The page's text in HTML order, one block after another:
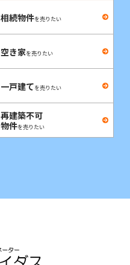
相続物件を売りたい
空き家を売りたい
一戸建てを売りたい
再建築不可
物件を売りたい